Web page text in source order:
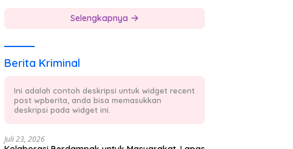
Selengkapnya
Berita Kriminal
Ini adalah contoh deskripsi untuk widget recent
post wpberita, anda bisa memasukkan
deskripsi pada widget ini.
Juli 23, 2026